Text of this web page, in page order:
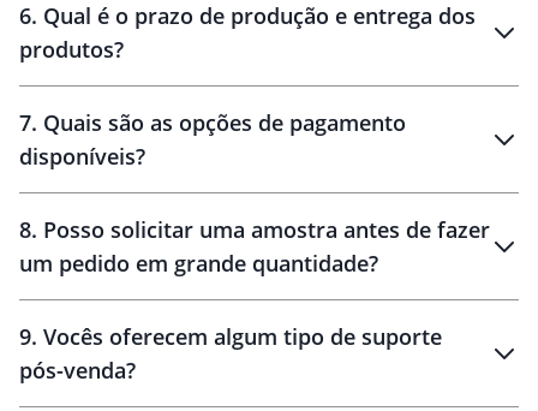
6. Qual é o prazo de produção e entrega dos
produtos?
10 dias
brinde
48 horas
7. Quais são as opções de pagamento
disponíveis?
8. Posso solicitar uma amostra antes de fazer
um pedido em grande quantidade?
9. Vocês oferecem algum tipo de suporte
pós-venda?